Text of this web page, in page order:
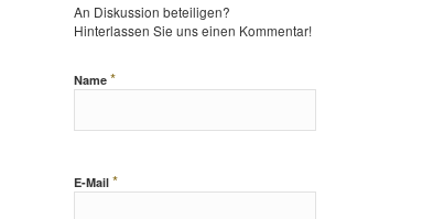
An Diskussion beteiligen?
Hinterlassen Sie uns einen Kommentar!
Name *
E-Mail *